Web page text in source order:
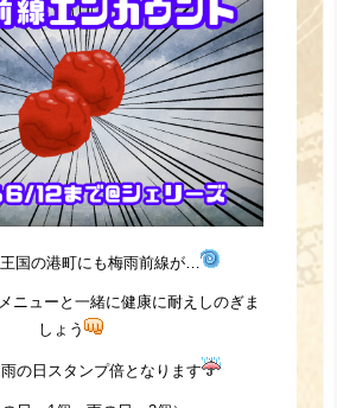
国の港町にも梅雨前線が…
ニューと一緒に健康に耐えしのぎま
しょう
の日スタンプ倍となります